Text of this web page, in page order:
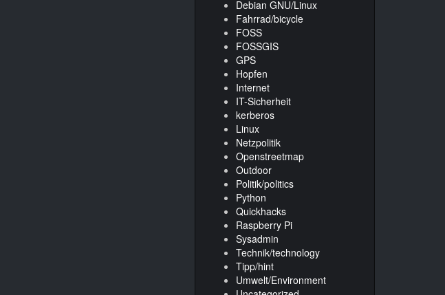
Debian GNU/Linux
Fahrrad/bicycle
FOSS
FOSSGIS
GPS
Hopfen
Internet
IT-Sicherheit
kerberos
Linux
Netzpolitik
Openstreetmap
Outdoor
Politik/politics
Python
Quickhacks
Raspberry Pi
Sysadmin
Technik/technology
Tipp/hint
Umwelt/Environment